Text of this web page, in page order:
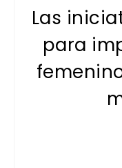
Las
para